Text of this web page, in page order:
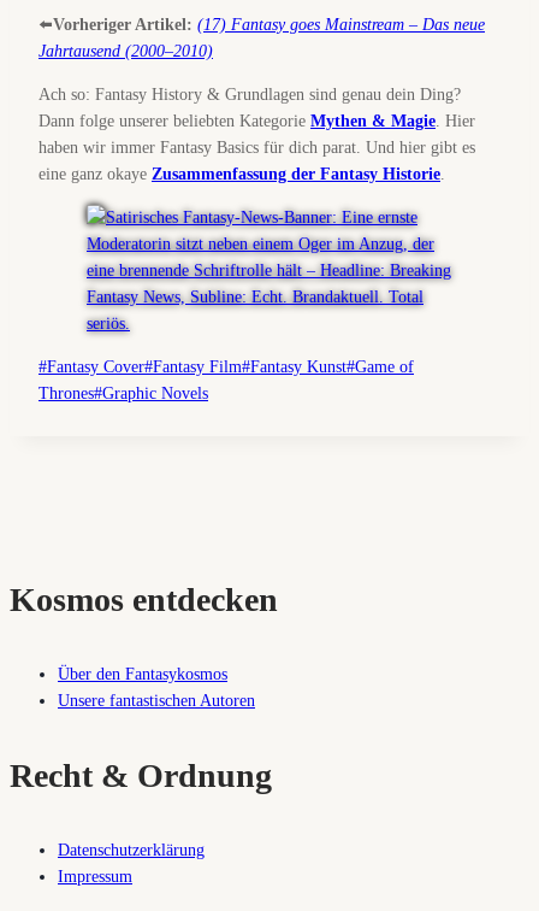
⬅️Vorheriger Artikel: (17) Fantasy goes Mainstream – Das neue
Jahrtausend (2000–2010)
Ach so: Fantasy History & Grundlagen sind genau dein Ding?
Dann folge unserer beliebten Kategorie Mythen & Magie . Hier
haben wir immer Fantasy Basics für dich parat. Und hier gibt es
eine ganz okaye Zusammenfassung der Fantasy Historie
Schlagworte:
#Fantasy Cover#Fantasy Film#Fantasy Kunst#Game of
Thrones#Graphic Novels
Kosmos entdecken
Über den Fantasykosmos
Unsere fantastischen Autoren
Recht & Ordnung
Datenschutzerklärung
Impressum